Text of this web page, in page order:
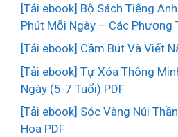
[Tải ebook] Bộ Sách Tiếng
Phút Mỗi Ngày – Các Phương
[Tải ebook] Cầm Bút Và Viết
[Tải ebook] Tự Xóa Thông
Ngày (5-7 Tuổi) PDF
[Tải ebook] Sóc Vàng Núi
Hoa PDF